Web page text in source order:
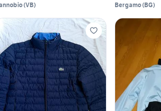
(VB) Bergamo(BG)